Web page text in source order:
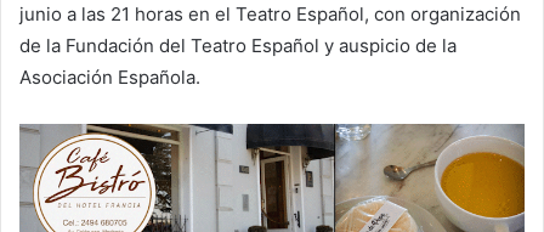
junio a las 21 horas en el Teatro Español, con organización
de la Fundación del Teatro Español y auspicio de la
Asociación Española.